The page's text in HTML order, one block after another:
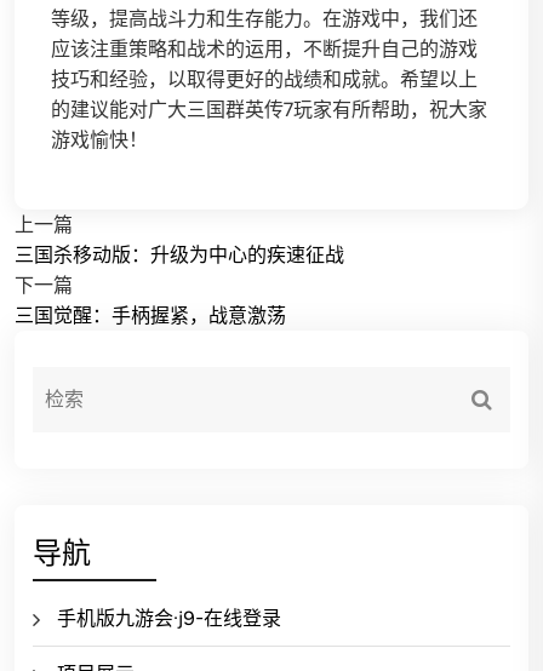
等级，提高战斗力和生存能力。在游戏中，我们还
应该注重策略和战术的运用，不断提升自己的游戏
技巧和经验，以取得更好的战绩和成就。希望以上
的建议能对广大三国群英传7玩家有所帮助，祝大家
游戏愉快！
上一篇
三国杀移动版：升级为中心的疾速征战
下一篇
三国觉醒：手柄握紧，战意激荡
导航
手机版九游会·j9-在线登录